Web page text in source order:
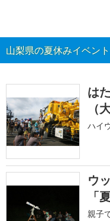
山梨県の夏休みイベン
は
（
ハイ
ウ
「
親子